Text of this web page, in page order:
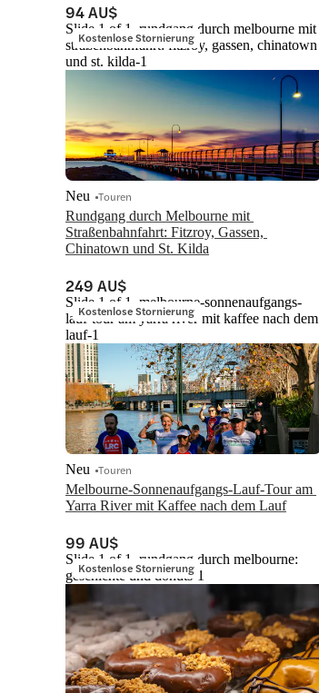
94 AU$
Kostenlose Stornierung
Slide 1 of 1, rundgang durch melbourne mit
straßenbahnfahrt: fitzroy, gassen, chinatown
und st. kilda-1
Rundgang durch Melbourne mit
Straßenbahnfahrt: Fitzroy, Gassen,
Chinatown und St. Kilda
Neu Touren
249 AU$
Kostenlose Stornierung
Slide 1 of 1, melbourne-sonnenaufgangs-
lauf-tour am yarra river mit kaffee nach dem
lauf-1
Melbourne-Sonnenaufgangs-Lauf-Tour am
Yarra River mit Kaffee nach dem Lauf
Neu Touren
99 AU$
Kostenlose Stornierung
Slide 1 of 1, rundgang durch melbourne:
geschichte und donuts-1